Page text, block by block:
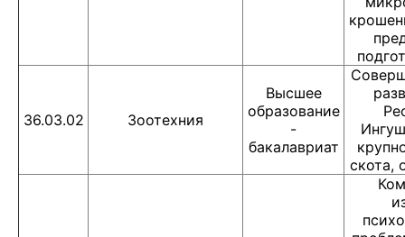
36.03.02 Зоотехния
Высшее
образование
-
бакалавриат
скота,